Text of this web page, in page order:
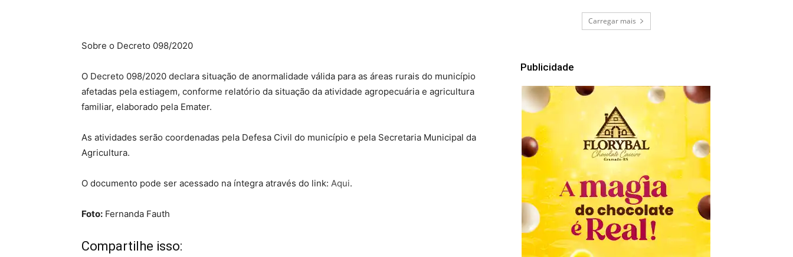
Sobre o Decreto 098/2020
O Decreto 098/2020 declara situação de anormalidade válida para as áreas rurais do município
afetadas pela estiagem, conforme relatório da situação da atividade agropecuária e agricultura
familiar, elaborado pela Emater.
As atividades serão coordenadas pela Defesa Civil do município e pela Secretaria Municipal da
Agricultura.
O documento pode ser acessado na íntegra através do link: Aqui.
Foto: Fernanda Fauth
Compartilhe isso:
Carregar mais
Publicidade